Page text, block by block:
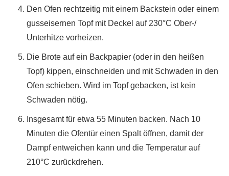
Den Ofen rechtzeitig mit einem Backstein oder einem
gusseisernen Topf mit Deckel auf 230°C Ober-/
Unterhitze vorheizen.
Die Brote auf ein Backpapier (oder in den heißen
Topf) kippen, einschneiden und mit Schwaden in den
Ofen schieben. Wird im Topf gebacken, ist kein
Schwaden nötig.
Insgesamt für etwa 55 Minuten backen. Nach 10
Minuten die Ofentür einen Spalt öffnen, damit der
Dampf entweichen kann und die Temperatur auf
210°C zurückdrehen.